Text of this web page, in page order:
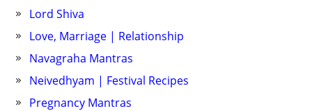
Lord Shiva
Love, Marriage | Relationship
Navagraha Mantras
Neivedhyam | Festival Recipes
Pregnancy Mantras